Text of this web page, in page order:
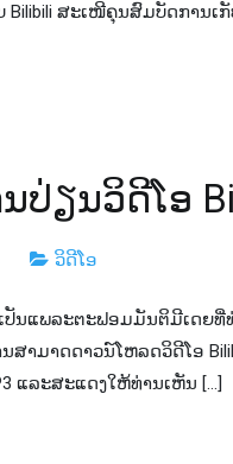
Bilibili ສະເໜີຄຸນສົມບັດການເ
ປ່ຽນ​ວິ​ດີ​ໂອ
ວິດີໂອ
ປັນແພລະຕະຟອມມັນຕິມີເດຍ
ສາ​ມາດ​ດາວ​ນ​໌​ໂຫລດ​ວິ​ດີ​ໂອ
ແລະສະແດງໃຫ້ທ່ານເຫັນ […]